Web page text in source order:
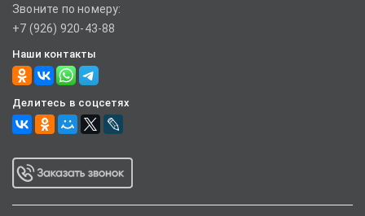
Звоните по номеру:
+7 (926) 920-43-88
Наши контакты
Делитесь в соцсетях